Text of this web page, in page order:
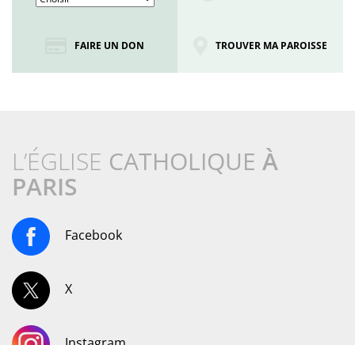
FAIRE UN DON TROUVER MA PAROISSE
L’ÉGLISE CATHOLIQUE À
PARIS
Facebook
X